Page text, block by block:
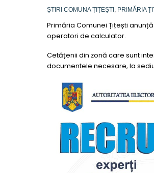
ȘTIRI COMUNA ȚIȚEȘTI PRIMĂRIA
Primăria Comunei Țițești
operatori de calculator.
Cetățenii din zonă care sunt
documentele necesare, la